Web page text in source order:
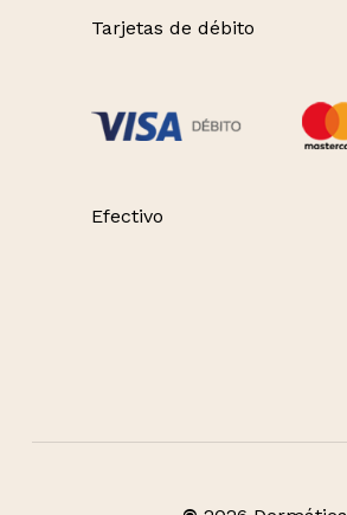
Tarjetas de débito
Efectivo